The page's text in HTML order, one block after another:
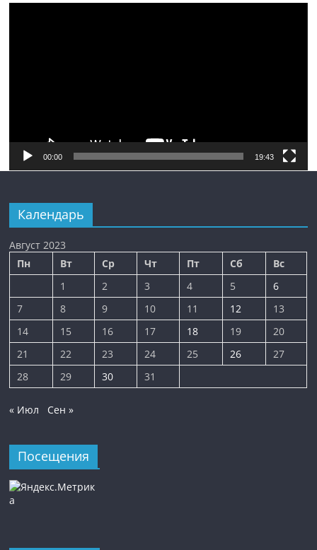
00:00 19:43
Календарь
Август 2023
Пн
Вт Ср Чт Пт Сб
Вс
1
2 3 4 5
6
7
8 9 10 11 12
13
14
15 16 17 18 19
20
21
22 23 24 25 26
27
28
29 30 31
« Июл Сен »
Посещения